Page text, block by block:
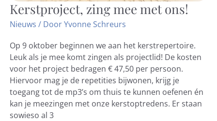
Kerstproject, zing mee met ons!
Nieuws / DoorYvonne Schreurs
Op 9 oktober beginnen we aan het kerstrepertoire.
Leuk als je mee komt zingen als projectlid! De kosten
voor het project bedragen € 47,50 per persoon.
Hiervoor mag je de repetities bijwonen, krijg je
toegang tot de mp3’s om thuis te kunnen oefenen én
kan je meezingen met onze kerstoptredens. Er staan
sowieso al 3
Kerstproject,
zing
mee
met
ons!